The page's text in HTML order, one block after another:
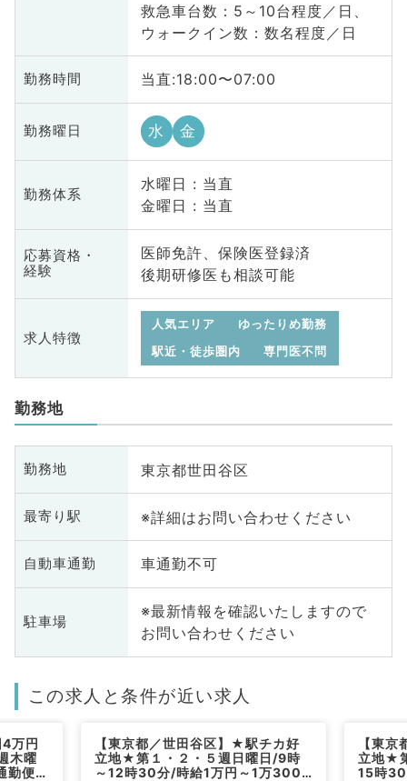
救急車台数：5～10台程度／日、
ウォークイン数：数名程度／日
勤務時間 当直:18:00〜07:00
勤務曜日 水 金
勤務体系
水曜日 : 当直
金曜日 : 当直
応募資格・
経験
医師免許、保険医登録済
後期研修医も相談可能
求人特徴
人気エリア
ゆったりめ勤務
駅近・徒歩圏内
専門医不問
勤務地
勤務地 東京都世田谷区
最寄り駅 ※詳細はお問い合わせください
自動車通勤 車通勤不可
駐車場
※最新情報を確認いたしますので
お問い合わせください
この求人と条件が近い求人
万円
木曜
勤便
【東京都／世田谷区】★駅チカ好
立地★第１・２・５週日曜日/9時
～12時30分/時給1万円～1万3000
【東
立地★
15時